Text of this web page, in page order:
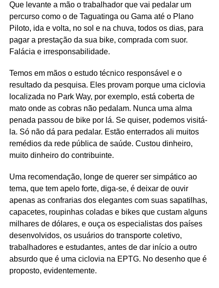
Que levante a mão o trabalhador que vai pedalar um
percurso como o de Taguatinga ou Gama até o Plano
Piloto, ida e volta, no sol e na chuva, todos os dias, para
pagar a prestação da sua bike, comprada com suor.
Falácia e irresponsabilidade.
Temos em mãos o estudo técnico responsável e o
resultado da pesquisa. Eles provam porque uma ciclovia
localizada no Park Way, por exemplo, está coberta de
mato onde as cobras não pedalam. Nunca uma alma
penada passou de bike por lá. Se quiser, podemos visitá-
la. Só não dá para pedalar. Estão enterrados ali muitos
remédios da rede pública de saúde. Custou dinheiro,
muito dinheiro do contribuinte.
Uma recomendação, longe de querer ser simpático ao
tema, que tem apelo forte, diga-se, é deixar de ouvir
apenas as confrarias dos elegantes com suas sapatilhas,
capacetes, roupinhas coladas e bikes que custam alguns
milhares de dólares, e ouça os especialistas dos países
desenvolvidos, os usuários do transporte coletivo,
trabalhadores e estudantes, antes de dar início a outro
absurdo que é uma ciclovia na EPTG. No desenho que é
proposto, evidentemente.